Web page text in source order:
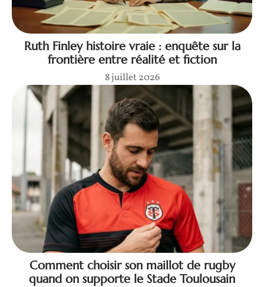
Ruth Finley histoire vraie : enquête sur la
frontière entre réalité et fiction
8 juillet 2026
Comment choisir son maillot de rugby
quand on supporte le Stade Toulousain